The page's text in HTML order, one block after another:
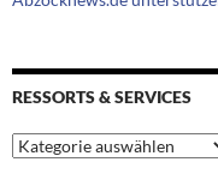
RESSORTS & SERVICES
Ressorts
&